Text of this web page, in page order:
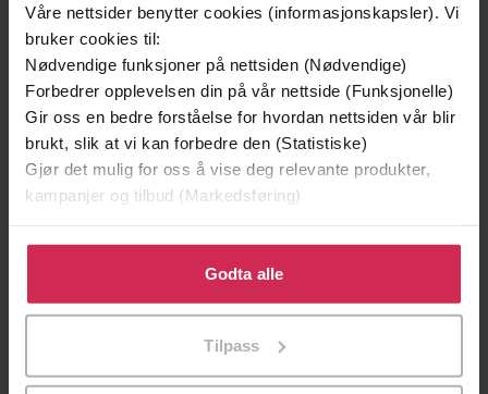
Våre nettsider benytter cookies (informasjonskapsler). Vi
bruker cookies til:
Nødvendige funksjoner på nettsiden (Nødvendige)
Forbedrer opplevelsen din på vår nettside (Funksjonelle)
Gir oss en bedre forståelse for hvordan nettsiden vår blir
brukt, slik at vi kan forbedre den (Statistiske)
Gjør det mulig for oss å vise deg relevante produkter,
kampanjer og tilbud (Markedsføring)
Klikk på «Godta alle» for å gi oss ditt samtykke til å
bruke cookies for alle disse formålene. Du kan også
tilpasse ditt samtykke til spesifikke formål ved å klikke
Godta alle
Tilpass
149,-
En lykkelig familie
Stian Hjelvin Andersen
EBOK
199,-
Daniela Sacerdoti
EBOK
Anderson(forfatter),Rebecca Winters
(forfatter)
Forlag HarperCollins Nordic